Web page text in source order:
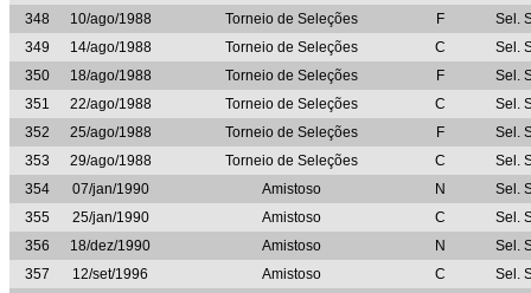
348
10/ago/1988 Torneio de Seleções F
Sel.
349
14/ago/1988 Torneio de Seleções C
Sel.
350
18/ago/1988 Torneio de Seleções F
Sel.
351
22/ago/1988 Torneio de Seleções C
Sel.
352
25/ago/1988 Torneio de Seleções F
Sel.
353
29/ago/1988 Torneio de Seleções C
Sel.
354
07/jan/1990 Amistoso N
Sel.
355
25/jan/1990 Amistoso C
Sel.
356
18/dez/1990 Amistoso N
Sel.
357
12/set/1996 Amistoso C
Sel.